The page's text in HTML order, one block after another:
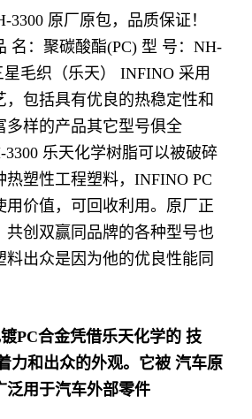
3300 原厂原包，品质保证！
名：聚碳酸酯(PC) 型 号：NH-
星毛织（乐天） INFINO 采用
，包括具有优良的热稳定性和
多样的产品其它型号俱全
3300 乐天化学树脂可以被破碎
热塑性工程塑料，INFINO PC
用价值，可回收利用。原厂正
共创双赢同品牌的各种型号也
料出众是因为他的优良性能同
PC合金凭借乐天化学的 技
力和出众的外观。它被 汽车原
泛用于汽车外部零件